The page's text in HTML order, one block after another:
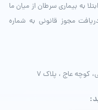
و در سن ۲۱ سالگی در اثر ابتلا به بیماری سرطان از میان ما
مجوز قانونی به شماره
کوچه عاج ، پلاک ۷